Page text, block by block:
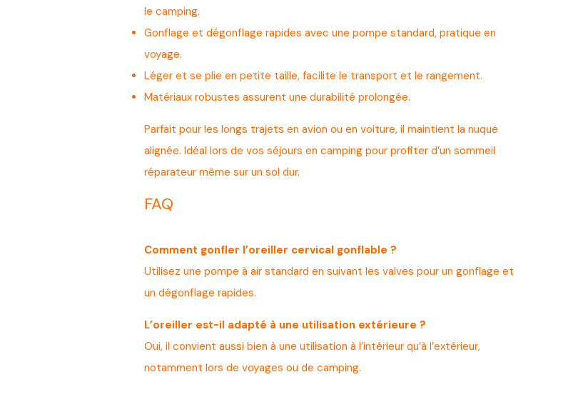
le camping.
Gonflage et dégonflage rapides avec une pompe standard, pratique en
voyage.
Léger et se plie en petite taille, facilite le transport et le rangement.
Matériaux robustes assurent une durabilité prolongée.
Parfait pour les longs trajets en avion ou en voiture, il maintient la nuque
alignée. Idéal lors de vos séjours en camping pour profiter d’un sommeil
réparateur même sur un sol dur.
FAQ
Comment gonfler l’oreiller cervical gonflable ?
Utilisez une pompe à air standard en suivant les valves pour un gonflage et
un dégonflage rapides.
L’oreiller est-il adapté à une utilisation extérieure ?
Oui, il convient aussi bien à une utilisation à l’intérieur qu’à l’extérieur,
notamment lors de voyages ou de camping.